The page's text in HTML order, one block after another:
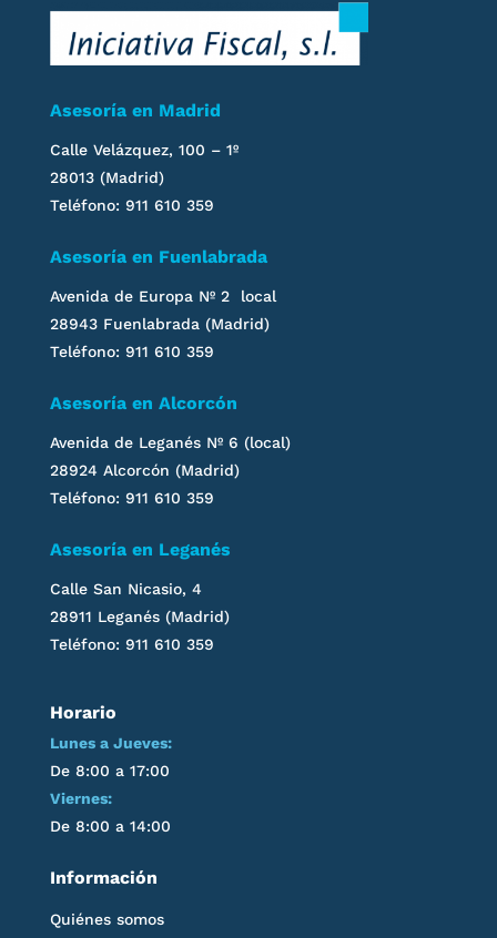
Asesoría en Madrid
Calle Velázquez, 100 – 1º
28013 (Madrid)
Teléfono: 911 610 359
Asesoría en Fuenlabrada
Avenida de Europa Nº 2 local
28943 Fuenlabrada (Madrid)
Teléfono: 911 610 359
Asesoría en Alcorcón
Avenida de Leganés Nº 6 (local)
28924 Alcorcón (Madrid)
Teléfono: 911 610 359
Asesoría en Leganés
Calle San Nicasio, 4
28911 Leganés(Madrid)
Teléfono: 911 610 359
Horario
Lunes a Jueves:
De 8:00 a 17:00
Viernes:
De 8:00 a 14:00
Información
Quiénes somos